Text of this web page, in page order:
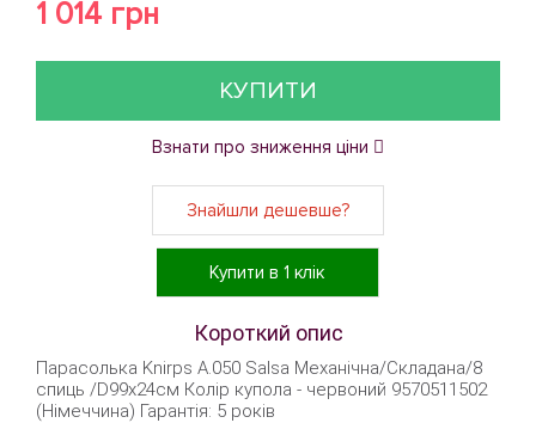
1 014 грн
КУПИТИ
Взнати про зниження ціни
Знайшли дешевше?
Купити в 1 клік
Короткий опис
Парасолька Knirps A.050 Salsa Механічна/Складана/8
спиць /D99x24см Колір купола - червоний 9570511502
(Німеччина) Гарантія: 5 років